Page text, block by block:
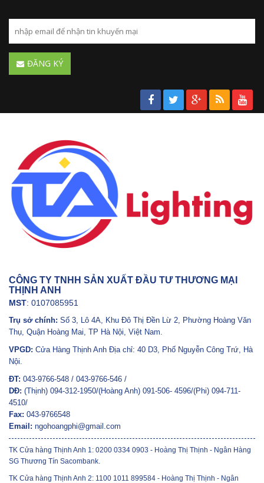
ĐĂNG KÝ
CÔNG TY TNHH SẢN XUẤT ĐẦU TƯ THƯƠNG MẠI
THỊNH ANH
MST: 0107085951
Trụ sở chính: Số 3, Lô 4A, Khu Đô Thị Đền Lừ 2, Phường Hoàng Văn
Thụ, Quận Hoàng Mai, TP Hà Nội, Việt Nam.
VPGD: Cửa Hàng Thịnh Anh Địa chỉ: 40 D3, Phố Nguyễn Công Trứ, Hà
Nội.
ĐT: 043-9766-548 / 043-9766-546 /
DĐ: (Thịnh) 094-312-1950/(Hoàng Anh) 091-506- 4596/(Phi) 094-711-
4510/
Fax: 043-9766548
Email: ngohoangphi@gmail.com
TK Cửa hàng Thịnh Anh 1: 0200 0334 0903 - Hoàng Thị Thịnh - Ngân Hàng
SG Thương Tín Sacombank.
TK Cửa hàng Thịnh Anh 2: 1100 1011 899584 - Hoàng Thị Thịnh - Ngân